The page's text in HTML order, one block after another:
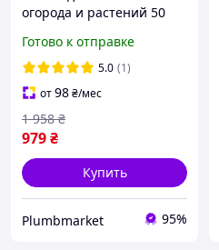
огорода и растений 50
орошения
армированный садовый
для сада 1/2 дюйма
качественный
Готово к отправке
5.0 (1)
от98₴/мес
979₴
1 958 ₴
Купить
Plumbmarket 95%